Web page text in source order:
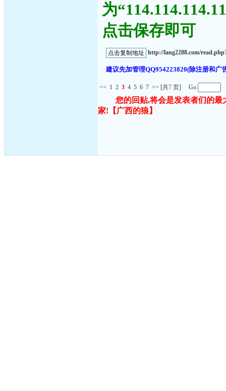
为
点击保存即可
http://lang2288.com/
建议先加管理QQ954223820(除注册和
<< 1 2 3 4 5 6 7 >> [共7 页] Go
您的回贴,将会是发表者们的
家! 【广西的狼】